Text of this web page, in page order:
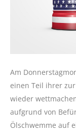
Am
einen Teil ihrer
wieder
aufgrund von
Ölschwemme auf